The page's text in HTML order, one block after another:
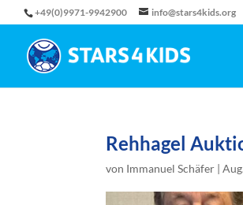
+49(0)9971-9942900 info@stars4kids.org
Rehhagel
von Immanuel Schäfer |